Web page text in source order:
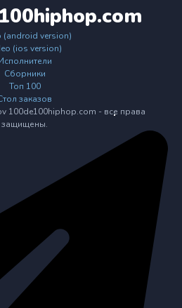
(android version)
(ios version)
Сборники
Топ 100
заказов
100de100hiphop.com - все права
защищены.